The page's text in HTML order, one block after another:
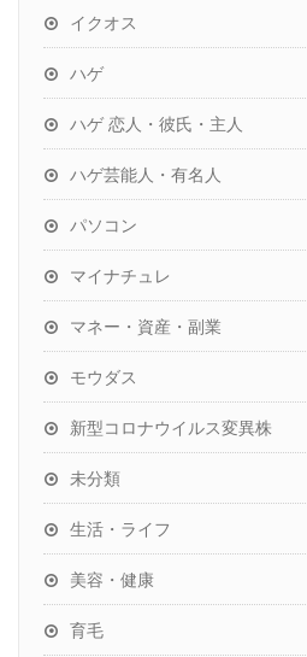
イクオス
ハゲ
ハゲ 恋人・彼氏・主人
ハゲ芸能人・有名人
パソコン
マイナチュレ
マネー・資産・副業
モウダス
新型コロナウイルス変異株
未分類
生活・ライフ
美容・健康
育毛